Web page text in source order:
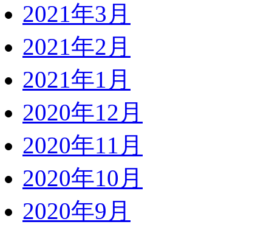
2021年3月
2021年2月
2021年1月
2020年12月
2020年11月
2020年10月
2020年9月